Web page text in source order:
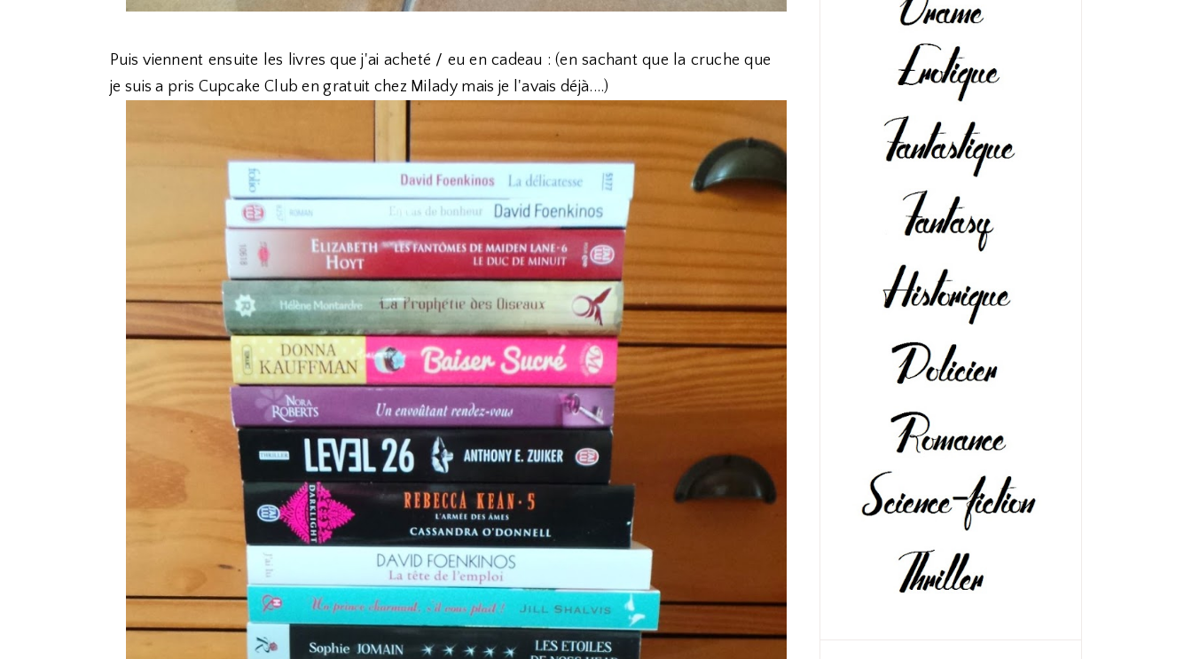
Puis viennent ensuite les livres que j'ai acheté / eu en cadeau : (en sachant que la cruche que
je suis a pris Cupcake Club en gratuit chez Milady mais je l'avais déjà....)